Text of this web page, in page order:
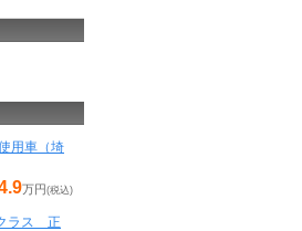
用車（埼
万円(税込)
ラス 正